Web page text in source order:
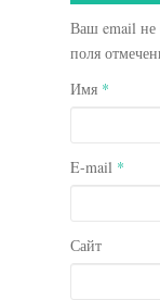
Ваш email не
поля
Имя *
E-mail *
Сайт